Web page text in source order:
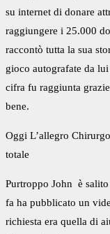
su internet di donare
raggiungere i 25.000
raccontò tutta la sua
gioco autografate da
cifra fu raggiunta
bene.
Oggi L’allegro
totale
Purtroppo John è
fa ha pubblicato un
richiesta era quella di